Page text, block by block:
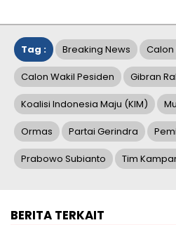
Tag : Breaking News Calon
Calon Wakil Pesiden Gibran
Koalisi Indonesia Maju (KIM)
Ormas Partai Gerindra
Prabowo Subianto Tim
BERITA TERKAIT